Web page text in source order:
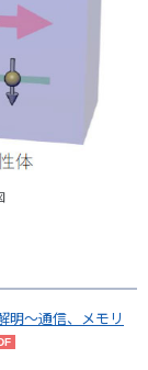
明～通信、メモリ